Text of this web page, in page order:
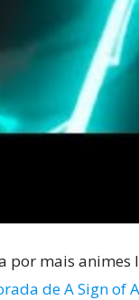
por mais
de A Sign of